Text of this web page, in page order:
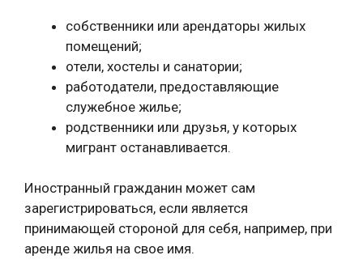
собственники или арендаторы жилых
помещений;
отели, хостелы и санатории;
работодатели, предоставляющие
служебное жилье;
родственники или друзья, у которых
мигрант останавливается.
Иностранный гражданин может сам
зарегистрироваться, если является
принимающей стороной для себя, например, при
аренде жилья на свое имя.